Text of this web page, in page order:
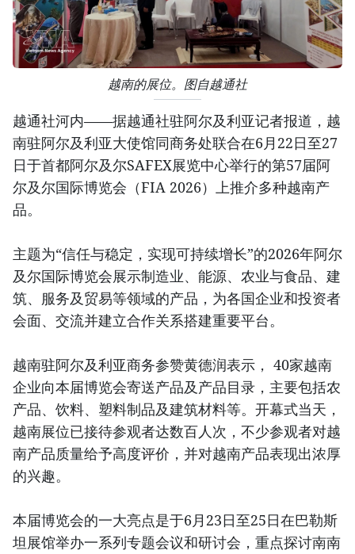
越南的展位。图自越通社
越通社河内——据越通社驻阿尔及利亚记者报道，越
南驻阿尔及利亚大使馆同商务处联合在6月22日至27
日于首都阿尔及尔SAFEX展览中心举行的第57届阿
尔及尔国际博览会（FIA 2026）上推介多种越南产
品。
主题为“信任与稳定，实现可持续增长”的2026年阿尔
及尔国际博览会展示制造业、能源、农业与食品、建
筑、服务及贸易等领域的产品，为各国企业和投资者
会面、交流并建立合作关系搭建重要平台。
越南驻阿尔及利亚商务参赞黄德润表示， 40家越南
企业向本届博览会寄送产品及产品目录，主要包括农
产品、饮料、塑料制品及建筑材料等。开幕式当天，
越南展位已接待参观者达数百人次，不少参观者对越
南产品质量给予高度评价，并对越南产品表现出浓厚
的兴趣。
本届博览会的一大亮点是于6月23日至25日在巴勒斯
坦展馆举办一系列专题会议和研讨会，重点探讨南南